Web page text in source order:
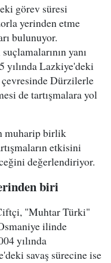
görev süresi
yerinden etme
bulunuyor.
yanı
yılında Lazkiye'deki
Dürzilerle
de tartışmalara yol
muharip birlik
etkisini
değerlendiriyor.
biri
"Muhtar Türki"
ilinde
yılında
savaş sürecine ise